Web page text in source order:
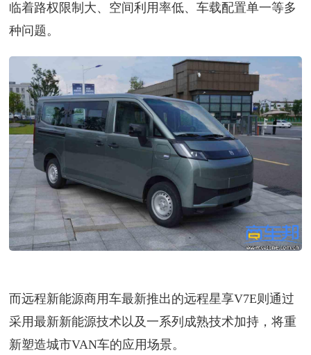
临着路权限制大、空间利用率低、车载配置单一等多
种问题。
而远程新能源商用车最新推出的远程星享V7E则通过
采用最新新能源技术以及一系列成熟技术加持，将重
新塑造城市VAN车的应用场景。